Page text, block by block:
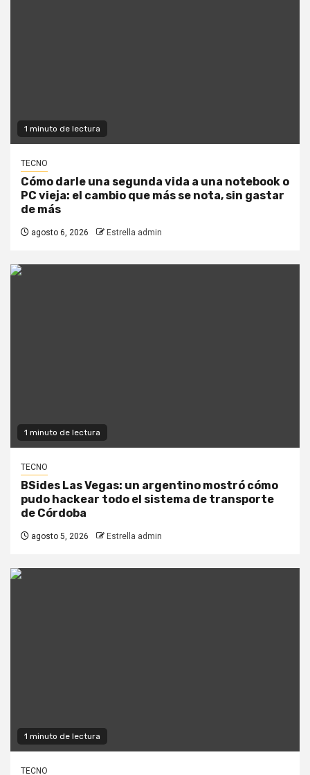
1 minuto de lectura
TECNO
Cómo darle una segunda vida a una notebook o
PC vieja: el cambio que más se nota, sin gastar
de más
agosto 6, 2026 Estrella admin
1 minuto de lectura
TECNO
BSides Las Vegas: un argentino mostró cómo
pudo hackear todo el sistema de transporte
de Córdoba
agosto 5, 2026 Estrella admin
1 minuto de lectura
TECNO